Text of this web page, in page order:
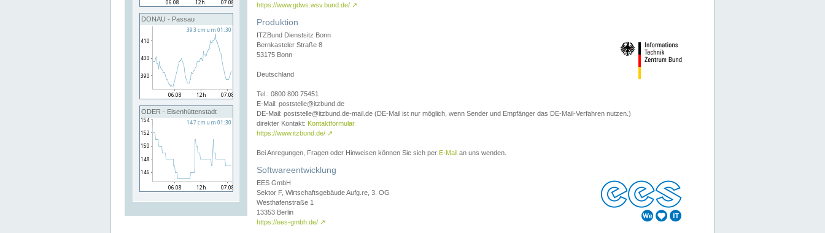
DONAU - Passau
ODER - Eisenhüttenstadt
https://www.gdws.wsv.bund.de/ ↗
Produktion
ITZBund Dienstsitz Bonn
Bernkasteler Straße 8
53175 Bonn
Deutschland
Tel.: 0800 800 75451
E-Mail: poststelle@itzbund.de
DE-Mail: poststelle@itzbund.de-mail.de (DE-Mail ist nur möglich, wenn Sender und Empfänger das DE-Mail-Verfahren nutzen.)
direkter Kontakt: Kontaktformular
https://www.itzbund.de/ ↗
Bei Anregungen, Fragen oder Hinweisen können Sie sich per E-Mail an uns wenden.
Softwareentwicklung
EES GmbH
Sektor F, Wirtschaftsgebäude Aufg.re, 3. OG
Westhafenstraße 1
13353 Berlin
https://ees-gmbh.de/ ↗